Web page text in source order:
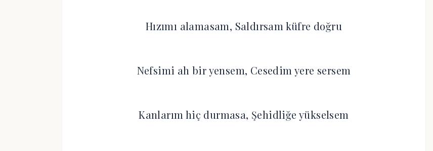
Hızımı alamasam, Saldırsam küfre doğru
Nefsimi ah bir yensem, Cesedim yere sersem
Kanlarım hiç durmasa, Şehidliğe yükselsem